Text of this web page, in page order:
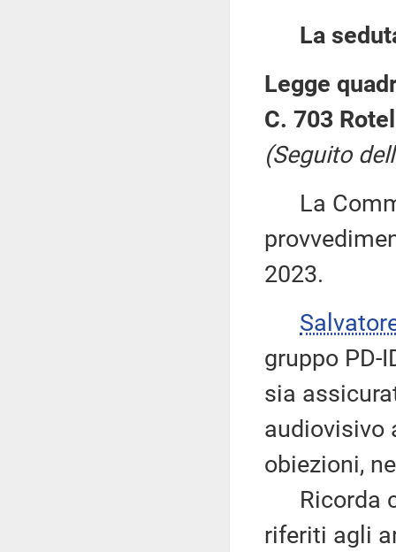
La
Legge
C. 703
(Seguito
La
2023.
gruppo PD-
sia
audiovisivo
obiezioni,
Ricorda
riferiti agli